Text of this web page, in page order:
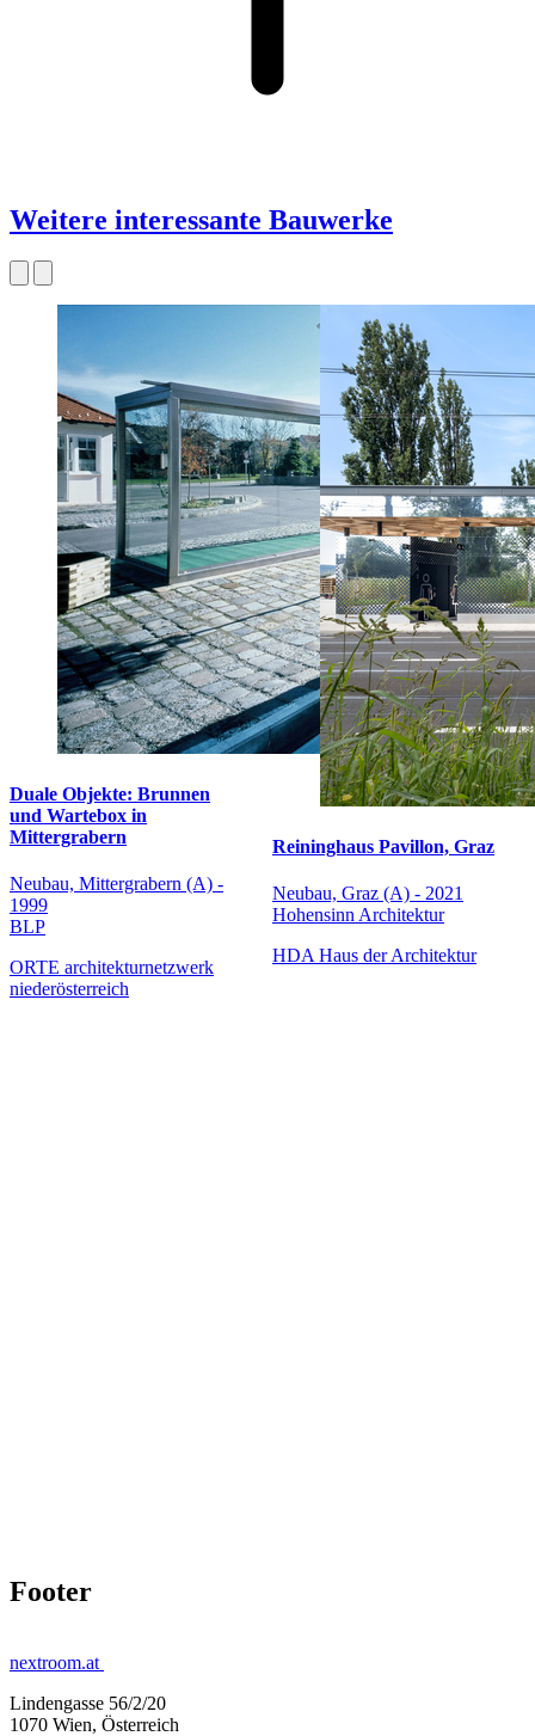
Weitere interessante Bauwerke
Duale Objekte: Brunnen
und Wartebox in
Mittergrabern
Neubau, Mittergrabern (A) -
1999
BLP
ORTE architekturnetzwerk
niederösterreich
Reininghaus Pavillon, Graz
Neubau, Graz (A) - 2021
Hohensinn Architektur
HDA Haus der Architektur
Footer
nextroom.at
Lindengasse 56/2/20
1070 Wien, Österreich